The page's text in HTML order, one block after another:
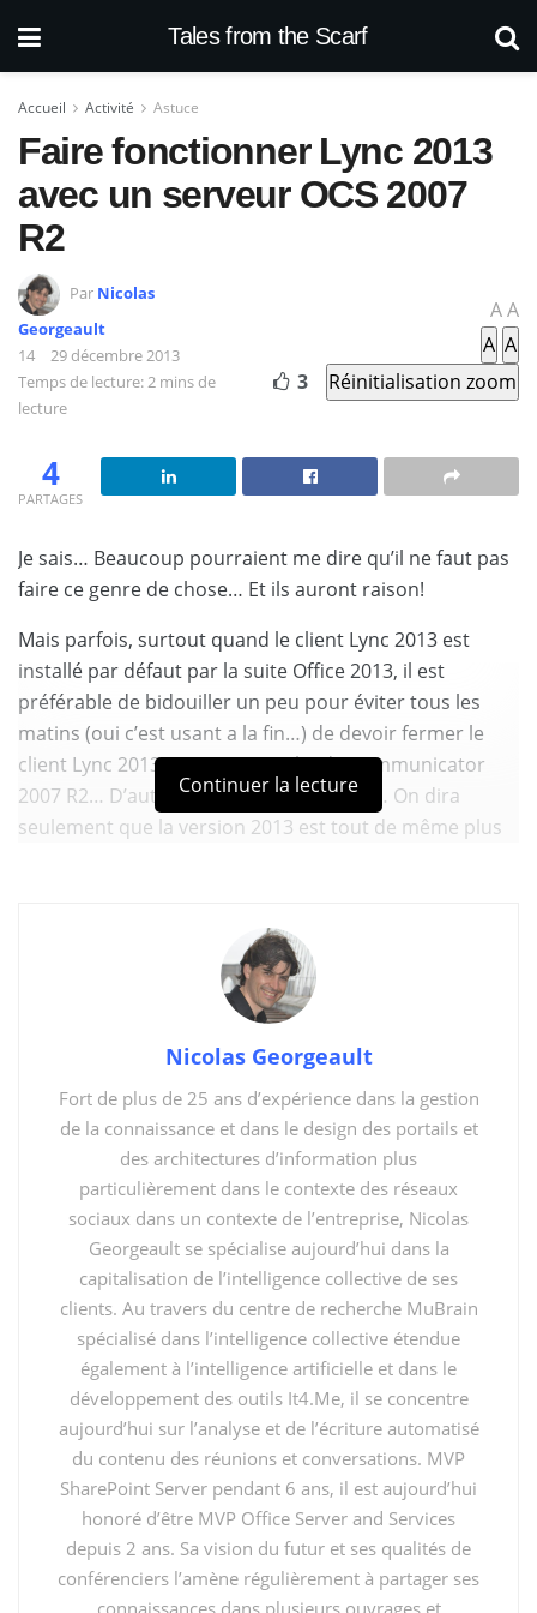
Tales from the Scarf
Accueil Activité Astuce
Faire fonctionner Lync 2013
avec un serveur OCS 2007
R2
Par Nicolas
Georgeault
29 décembre 2013
Temps de lecture: 2 mins de
lecture
3
AA
A A
Réinitialisation zoom
4
PARTAGES
Je sais… Beaucoup pourraient me dire qu’il ne faut pas
faire ce genre de chose… Et ils auront raison!
Mais parfois, surtout quand le client Lync 2013 est
installé par défaut par la suite Office 2013, il est
préférable de bidouiller un peu pour éviter tous les
matins (oui c’est usant a la fin…) de devoir fermer le
client Lync 2013 pour ouvrir celui de Communicator
2007 R2… D’autant que graphiquement… On dira
seulement que la version 2013 est tout de même plus
Aucun contenu disponible
D’autant qu’il m’arrive fréquemment de devoir me
connecter soit sur mon Tenant Office 365 avec une
version 2013 de Lync ou avec une version OCS 2007 R2
sur le réseau de mon entreprise. Alors? Comment je
fais dans ce cas?? Peut-on et comment contourner ce
message d’erreur de connexion?
Donc, je me dois de préciser que bien sur, cette astuce,
Continuer la lecture
Nicolas Georgeault
Fort de plus de 25 ans d’expérience dans la gestion
de la connaissance et dans le design des portails et
des architectures d’information plus
particulièrement dans le contexte des réseaux
sociaux dans un contexte de l’entreprise, Nicolas
Georgeault se spécialise aujourd’hui dans la
capitalisation de l’intelligence collective de ses
clients. Au travers du centre de recherche MuBrain
spécialisé dans l’intelligence collective étendue
également à l’intelligence artificielle et dans le
développement des outils It4.Me, il se concentre
aujourd’hui sur l’analyse et de l’écriture automatisé
du contenu des réunions et conversations. MVP
SharePoint Server pendant 6 ans, il est aujourd’hui
honoré d’être MVP Office Server and Services
depuis 2 ans. Sa vision du futur et ses qualités de
conférenciers l’amène régulièrement à partager ses